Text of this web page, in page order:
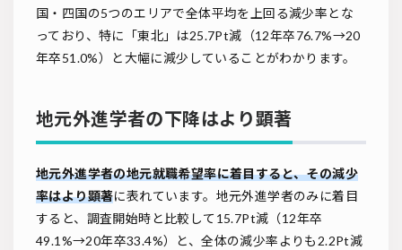
国・四国の5つのエリアで全体平均を上回る減少率とな
っており、特に「東北」は25.7Pt減（12年卒76.7%→20
年卒51.0%）と大幅に減少していることがわかります。
地元外進学者の下降はより顕著
地元外進学者の地元就職希望率に着目すると、その減少
率はより顕著に表れています。地元外進学者のみに着目
すると、調査開始時と比較して15.7Pt減（12年卒
49.1%→20年卒33.4%）と、全体の減少率よりも2.2Pt減